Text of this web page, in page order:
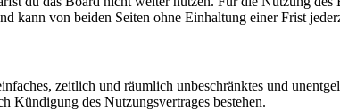
kann von beiden Seiten ohne Einhaltung einer Frist
zeitlich und räumlich unbeschränktes und
Kündigung des Nutzungsvertrages bestehen.